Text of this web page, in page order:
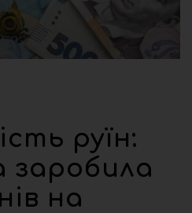
руїн:
заробила
на